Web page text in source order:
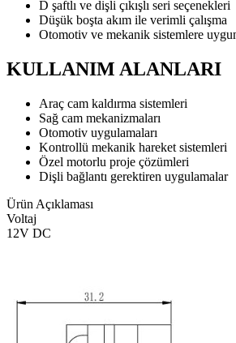
D şaftlı ve dişli çıkışlı seri seçenekleri
Düşük boşta akım ile verimli çalışma
Otomotiv ve mekanik sistemlere
KULLANIM ALANLARI
Araç cam kaldırma sistemleri
Sağ cam mekanizmaları
Otomotiv uygulamaları
Kontrollü mekanik hareket sistemleri
Özel motorlu proje çözümleri
Dişli bağlantı gerektiren uygulamalar
Ürün Açıklaması
Voltaj
12V DC